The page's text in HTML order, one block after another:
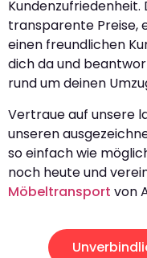
transparente Preise,
einen freundlichen
dich da und
rund um deinen
Vertraue auf unsere
unseren
so einfach wie
noch heute und
Möbeltransport von